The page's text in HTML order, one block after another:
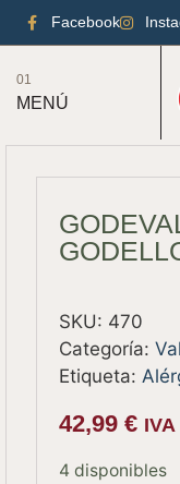
Facebook
01
MENÚ
SKU: 470
Categoría:
Etiqueta:
42,99€
4 disponibles